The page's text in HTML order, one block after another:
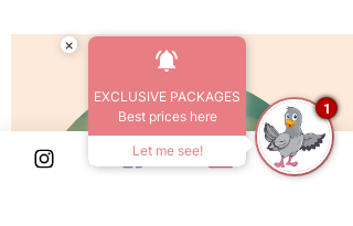
×
EXCLUSIVE PACKAGES
Best prices here
Let me see!
1